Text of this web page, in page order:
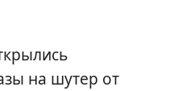
на шутер от